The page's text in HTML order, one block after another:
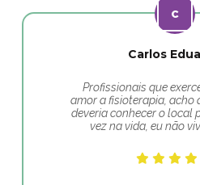
Carlos
Profissionais que
amor a fisioterapia, acho
deveria conhecer o local
vez na vida, eu não